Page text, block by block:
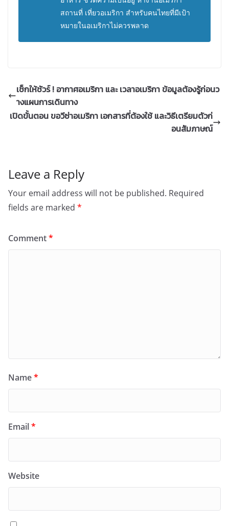
สถานที่ เที่ยวอเมริกา สำหรับคนไทยที่มีเป้า
หมายในอเมริกาไม่ควรพลาด
เช็กให้ชัวร์ ! อากาศอเมริกา และ เวลาอเมริกา ข้อมูลต้องรู้ก่อนว
างแผนการเดินทาง
เปิดขั้นตอน ขอวีซ่าอเมริกา เอกสารที่ต้องใช้ และวิธีเตรียมตัวก่
อนสัมภาษณ์
Leave a Reply
Your email address will not be published. Required
fields are marked *
Comment*
Name*
Email*
Website